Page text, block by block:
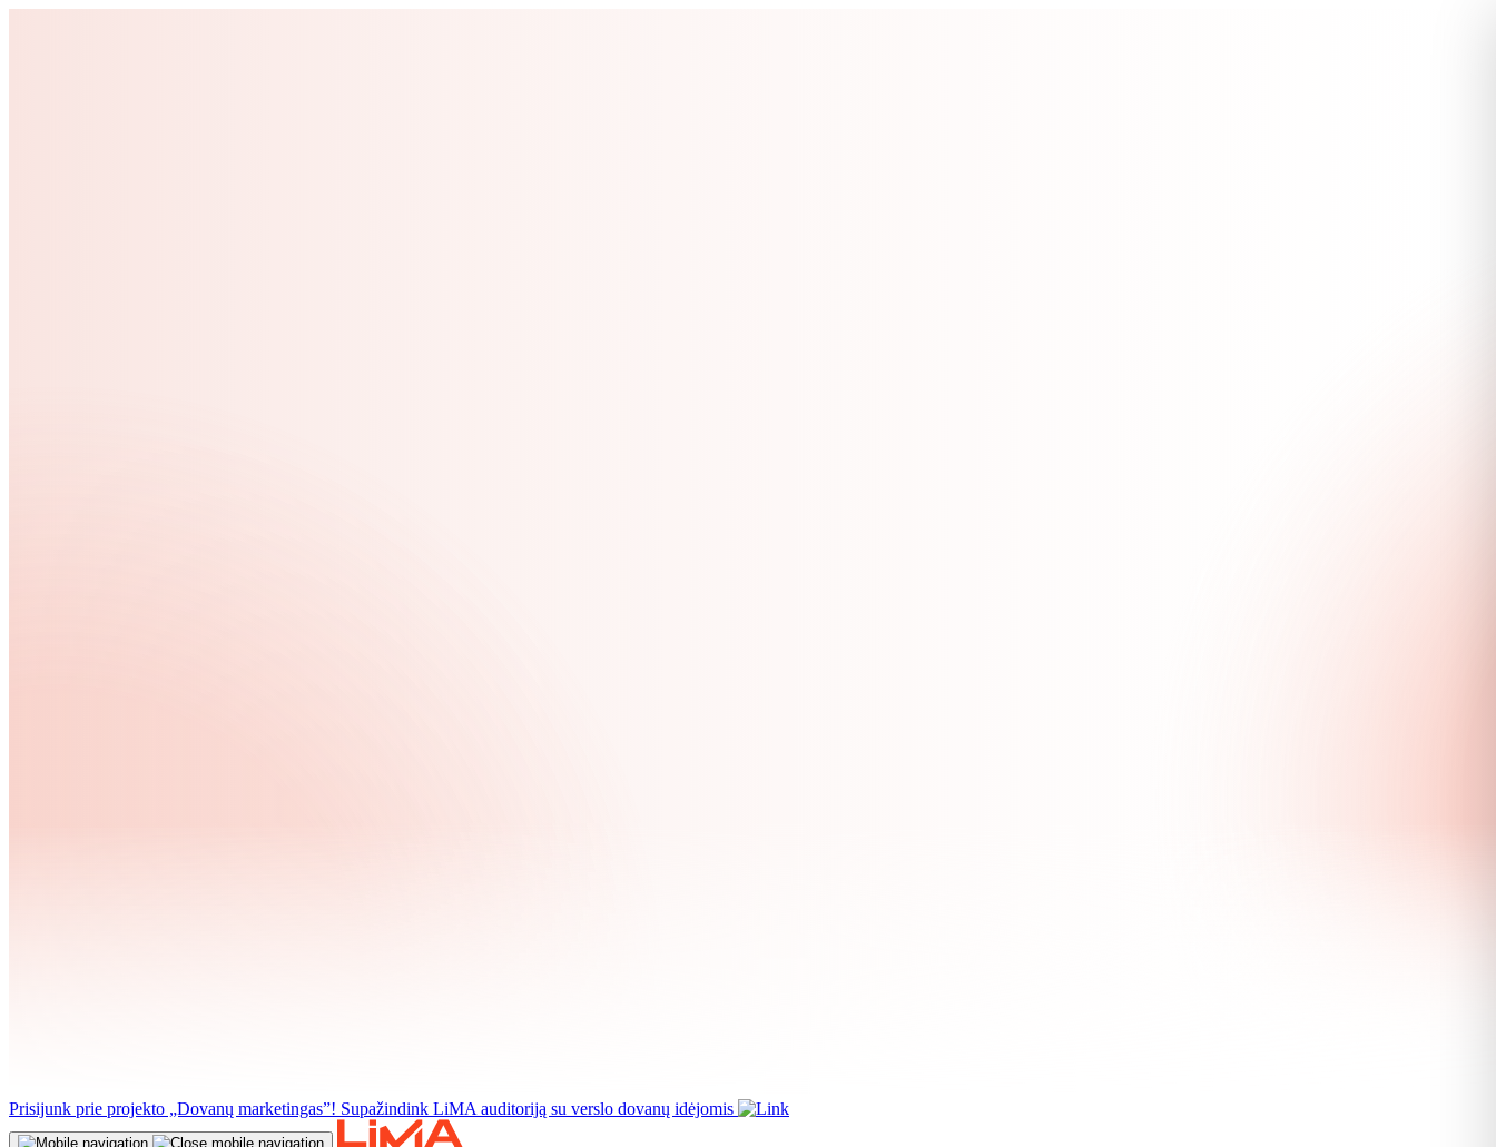
Prisijunk prie projekto „Dovanų marketingas”! Supažindink LiMA auditoriją su verslo dovanų idėjomis